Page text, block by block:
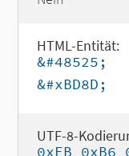
HTML-Entität:
&#48525;
&#xBD8D;
UTF-8-
0xEB 0xB6